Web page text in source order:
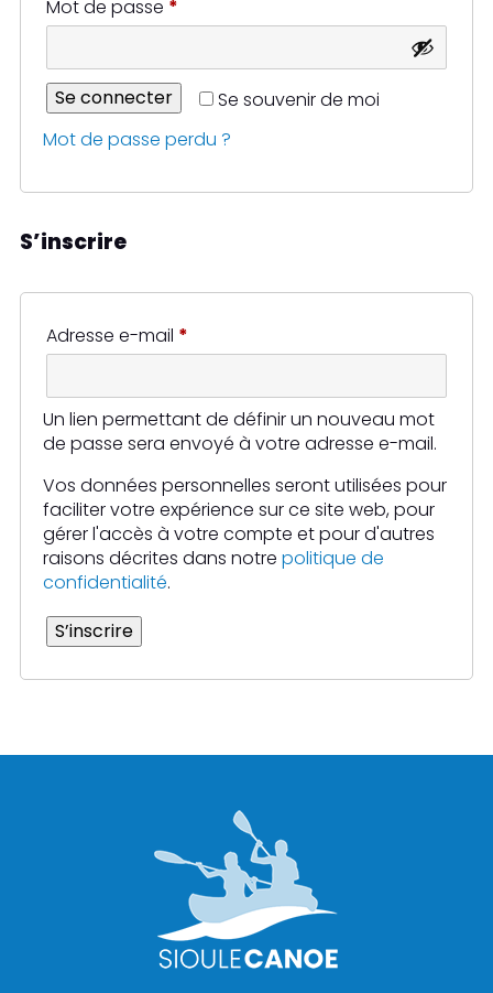
Mot de passe *
Se souvenir de moi
Se connecter
Mot de passe perdu ?
S’inscrire
Adresse e-mail *
Un lien permettant de définir un nouveau mot
de passe sera envoyé à votre adresse e-mail.
Vos données personnelles seront utilisées pour
faciliter votre expérience sur ce site web, pour
gérer l'accès à votre compte et pour d'autres
raisons décrites dans notre politique de
confidentialité.
S’inscrire